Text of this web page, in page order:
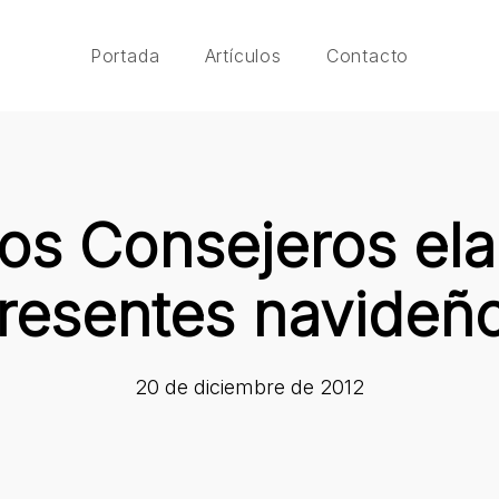
Portada Artículos Contacto
Consejeros
20 de diciembre de 2012